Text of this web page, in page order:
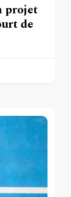
projet
de